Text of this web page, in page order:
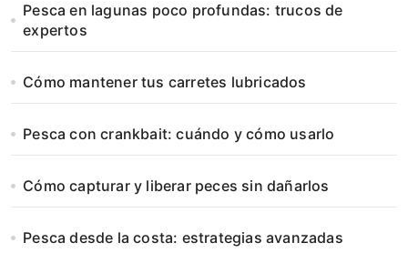
Pesca en lagunas poco profundas: trucos de
expertos
Cómo mantener tus carretes lubricados
Pesca con crankbait: cuándo y cómo usarlo
Cómo capturar y liberar peces sin dañarlos
Pesca desde la costa: estrategias avanzadas